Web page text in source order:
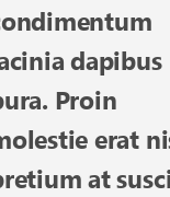
dapibus
Proin
erat
at